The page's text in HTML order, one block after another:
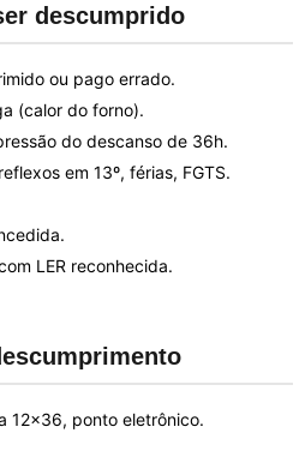
descumprido
ou pago errado.
(calor do forno).
do descanso de 36h.
em 13º, férias, FGTS.
LER reconhecida.
12x36, ponto eletrônico.